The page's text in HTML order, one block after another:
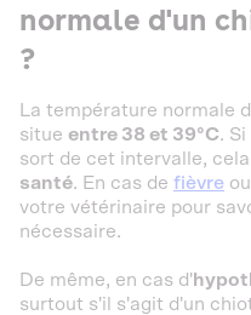
normale d'un
?
La température normale
situe entre 38 et 39°C.
sort de cet intervalle,
santé. En cas de fièvre
votre vétérinaire pour
nécessaire.
De même, en cas d'
surtout s'il s'agit d'un